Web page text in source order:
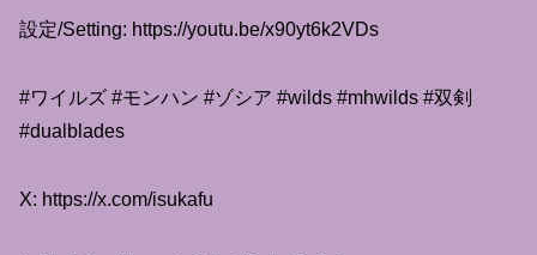
設定/Setting: https://youtu.be/x90yt6k2VDs
#ワイルズ #モンハン #ゾシア #wilds #mhwilds #双剣
#dualblades
X: https://x.com/isukafu